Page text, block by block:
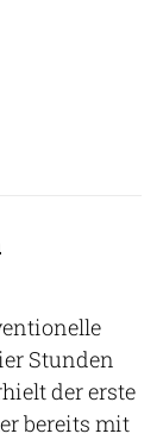
Stunden
der erste
bereits mit